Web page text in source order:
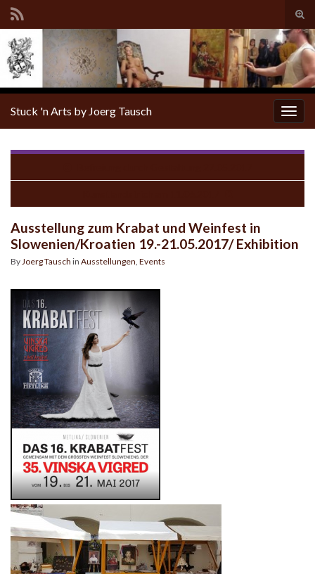
Stuck 'n Arts by Joerg Tausch
Ausstellung zum Krabat und Weinfest in
Slowenien/Kroatien 19.-21.05.2017/ Exhibition
ByJoerg Tausch in Ausstellungen, Events